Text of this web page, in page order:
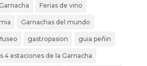
Ferias de vino
Garnachas del mundo
gastropasion guia peñin
4 estaciones de la Garnacha